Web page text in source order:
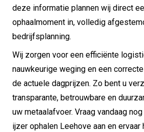
deze informatie plannen wij direct
ophaalmoment in, volledig
bedrijfsplanning.
Wij zorgen voor een efficiënte
nauwkeurige weging en een
de actuele dagprijzen. Zo bent u
transparante, betrouwbare en
uw metaalafvoer. Vraag vandaag
ijzer ophalen Leehove aan en ervaar